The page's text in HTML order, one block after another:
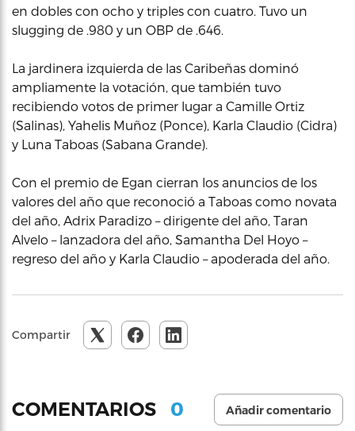
en dobles con ocho y triples con cuatro. Tuvo un
slugging de .980 y un OBP de .646.
La jardinera izquierda de las Caribeñas dominó
ampliamente la votación, que también tuvo
recibiendo votos de primer lugar a Camille Ortiz
(Salinas), Yahelis Muñoz (Ponce), Karla Claudio (Cidra)
y Luna Taboas (Sabana Grande).
Con el premio de Egan cierran los anuncios de los
valores del año que reconoció a Taboas como novata
del año, Adrix Paradizo – dirigente del año, Taran
Alvelo – lanzadora del año, Samantha Del Hoyo –
regreso del año y Karla Claudio – apoderada del año.
Compartir
COMENTARIOS 0 Añadir comentario